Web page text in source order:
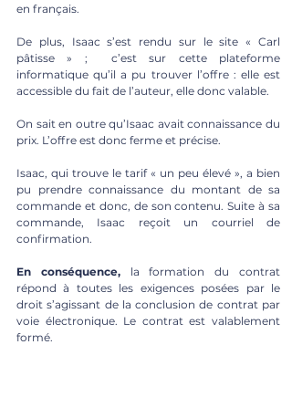
en français.
De plus, Isaac s’est rendu sur le site « Carl
pâtisse » ;  c’est sur cette plateforme
informatique qu’il a pu trouver l’offre : elle est
accessible du fait de l’auteur, elle donc valable.
On sait en outre qu’Isaac avait connaissance du
prix. L’offre est donc ferme et précise.
Isaac, qui trouve le tarif « un peu élevé », a bien
pu prendre connaissance du montant de sa
commande et donc, de son contenu. Suite à sa
commande, Isaac reçoit un courriel de
confirmation.
En conséquence, la formation du contrat
répond à toutes les exigences posées par le
droit s’agissant de la conclusion de contrat par
voie électronique. Le contrat est valablement
formé.